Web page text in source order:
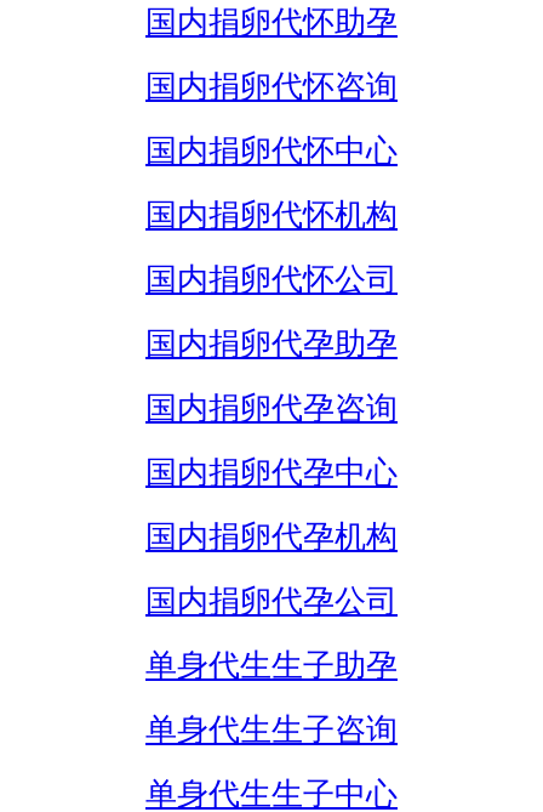
国内捐卵代怀助孕
国内捐卵代怀咨询
国内捐卵代怀中心
国内捐卵代怀机构
国内捐卵代怀公司
国内捐卵代孕助孕
国内捐卵代孕咨询
国内捐卵代孕中心
国内捐卵代孕机构
国内捐卵代孕公司
单身代生生子助孕
单身代生生子咨询
单身代生生子中心